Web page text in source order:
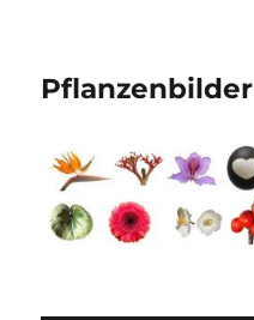
Pflanzenbilder